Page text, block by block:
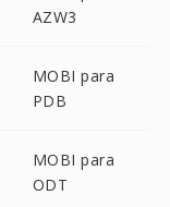
AZW3
MOBI para
PDB
MOBI para
ODT